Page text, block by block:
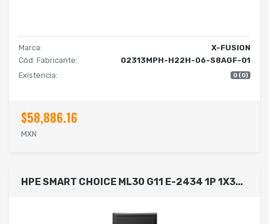
Marca:
X-FUSION
Cód. Fabricante:
02313MPH-H22H-06-S8AGF-01
Existencia:
0 (0)
$58,886.16
MXN
HPE SMART CHOICE ML30 G11 E-2434 1P 1X32G HDD LA SVR